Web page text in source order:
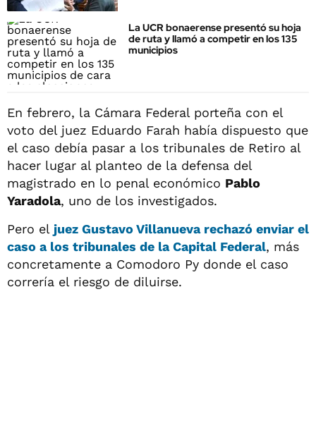
La UCR bonaerense presentó su hoja
de ruta y llamó a competir en los 135
municipios
En febrero, la Cámara Federal porteña con el
voto del juez Eduardo Farah había dispuesto que
el caso debía pasar a los tribunales de Retiro al
hacer lugar al planteo de la defensa del
magistrado en lo penal económico Pablo
Yaradola, uno de los investigados.
Pero el juez Gustavo Villanueva rechazó enviar el
caso a los tribunales de la Capital Federal, más
concretamente a Comodoro Py donde el caso
correría el riesgo de diluirse.